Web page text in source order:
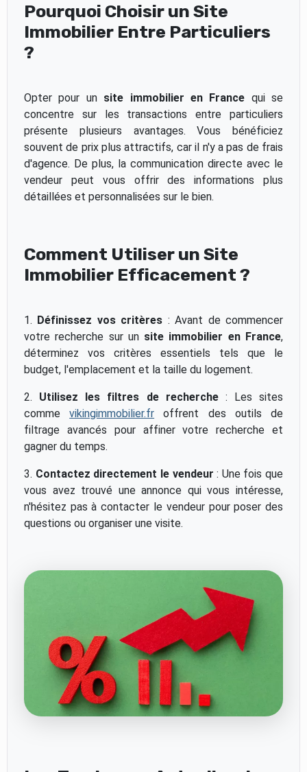
Pourquoi Choisir un Site
Immobilier Entre Particuliers
?
Opter pour un site immobilier en France qui se
concentre sur les transactions entre particuliers
présente plusieurs avantages. Vous bénéficiez
souvent de prix plus attractifs, car il n'y a pas de frais
d'agence. De plus, la communication directe avec le
vendeur peut vous offrir des informations plus
détaillées et personnalisées sur le bien.
Comment Utiliser un Site
Immobilier Efficacement ?
1. Définissez vos critères : Avant de commencer
votre recherche sur un site immobilier en France,
déterminez vos critères essentiels tels que le
budget, l'emplacement et la taille du logement.
2. Utilisez les filtres de recherche: Les sites
commevikingimmobilier.fr offrent des outils de
filtrage avancés pour affiner votre recherche et
gagner du temps.
3. Contactez directement le vendeur : Une fois que
vous avez trouvé une annonce qui vous intéresse,
n'hésitez pas à contacter le vendeur pour poser des
questions ou organiser une visite.